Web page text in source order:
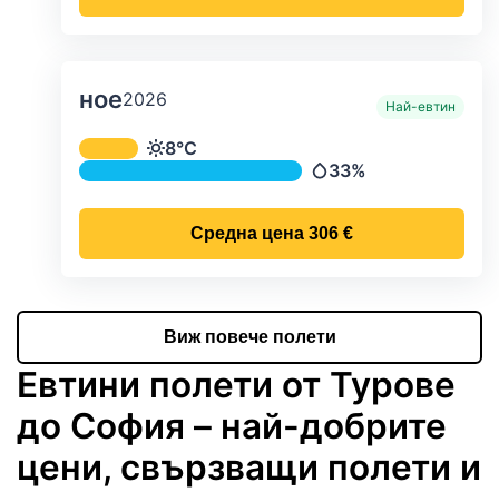
ное2026 Най-евтин
Средна месечна температура и
Температура
8°C
Валежи
33%
Средна цена 306 €
Виж повече полети
Евтини полети от Турове
до София – най-добрите
цени, свързващи полети и